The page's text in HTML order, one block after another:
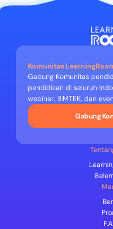
Komunitas
Gabung Komunitas
pendidikan di seluruh
webinar, BIMTEK, dan
Gabung